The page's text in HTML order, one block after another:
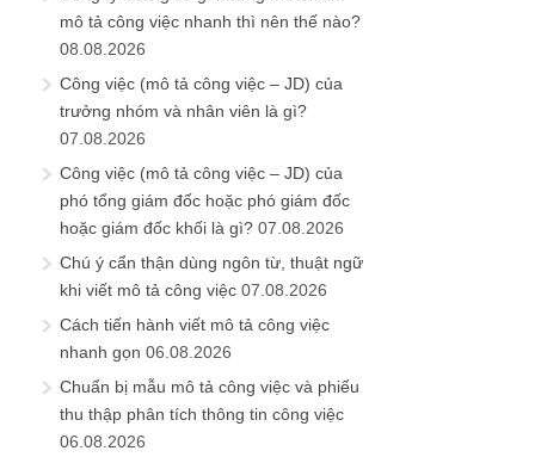
mô tả công việc nhanh thì nên thế nào?
08.08.2026
Công việc (mô tả công việc – JD) của
trưởng nhóm và nhân viên là gì?
07.08.2026
Công việc (mô tả công việc – JD) của
phó tổng giám đốc hoặc phó giám đốc
hoặc giám đốc khối là gì? 07.08.2026
Chú ý cẩn thận dùng ngôn từ, thuật ngữ
khi viết mô tả công việc 07.08.2026
Cách tiến hành viết mô tả công việc
nhanh gọn 06.08.2026
Chuẩn bị mẫu mô tả công việc và phiếu
thu thập phân tích thông tin công việc
06.08.2026